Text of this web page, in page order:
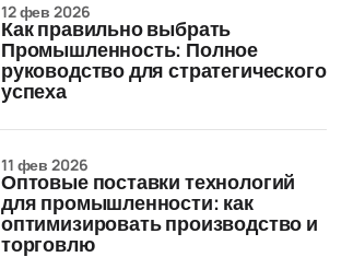
Как правильно выбрать
Промышленность: Полное
руководство для стратегического
успеха
12 фев 2026
Оптовые поставки технологий
для промышленности: как
оптимизировать производство и
торговлю
11 фев 2026